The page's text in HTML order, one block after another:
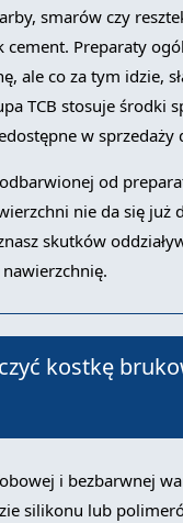
smarów czy
cement. Preparaty
ale co za tym idzie,
TCB stosuje środki
w sprzedaży
od
nie da się już
skutków
kostkę
i bezbarwnej
silikonu lub